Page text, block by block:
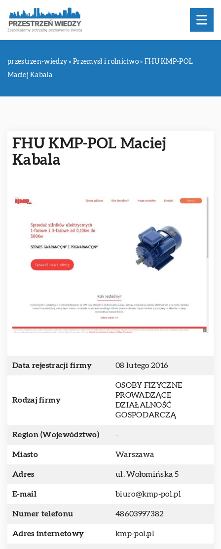
przestrzen-wiedzy »Przemysł i rolnictwo » FHU KMP-POL
Maciej Kabala
FHU KMP-POL Maciej
Kabala
Data rejestracji firmy 08 lutego 2016
Rodzaj firmy
OSOBY FIZYCZNE
PROWADZĄCE
DZIAŁALNOŚĆ
GOSPODARCZĄ
Region (Województwo) -
Miasto Warszawa
Adres ul. Wołomińska 5
E-mail biuro@kmp-pol.pl
Numer telefonu 48603997382
Adres internetowy kmp-pol.pl